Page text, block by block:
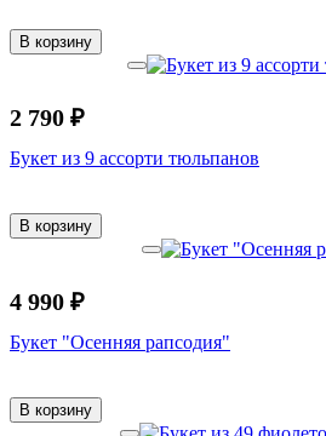
В корзину
2 790 ₽
Букет из 9 ассорти тюльпанов
В корзину
4 990 ₽
Букет "Осенняя рапсодия"
В корзину